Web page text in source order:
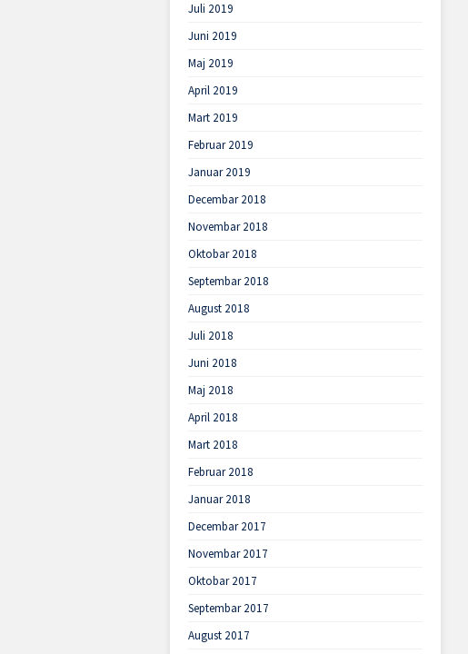
Juli 2019
Juni 2019
Maj 2019
April 2019
Mart 2019
Februar 2019
Januar 2019
Decembar 2018
Novembar 2018
Oktobar 2018
Septembar 2018
August 2018
Juli 2018
Juni 2018
Maj 2018
April 2018
Mart 2018
Februar 2018
Januar 2018
Decembar 2017
Novembar 2017
Oktobar 2017
Septembar 2017
August 2017